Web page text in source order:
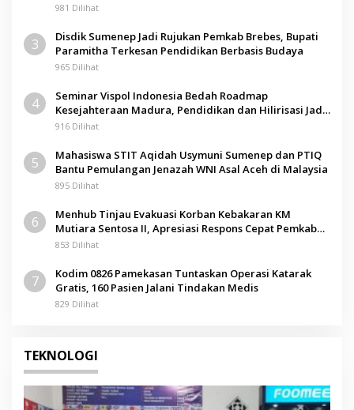
981 Dilihat
3
Disdik Sumenep Jadi Rujukan Pemkab Brebes, Bupati
Paramitha Terkesan Pendidikan Berbasis Budaya
965 Dilihat
4
Seminar Vispol Indonesia Bedah Roadmap
Kesejahteraan Madura, Pendidikan dan Hilirisasi Jadi
Kunci
916 Dilihat
5
Mahasiswa STIT Aqidah Usymuni Sumenep dan PTIQ
Bantu Pemulangan Jenazah WNI Asal Aceh di Malaysia
895 Dilihat
6
Menhub Tinjau Evakuasi Korban Kebakaran KM
Mutiara Sentosa II, Apresiasi Respons Cepat Pemkab
Sumenep
853 Dilihat
7
Kodim 0826 Pamekasan Tuntaskan Operasi Katarak
Gratis, 160 Pasien Jalani Tindakan Medis
829 Dilihat
TEKNOLOGI